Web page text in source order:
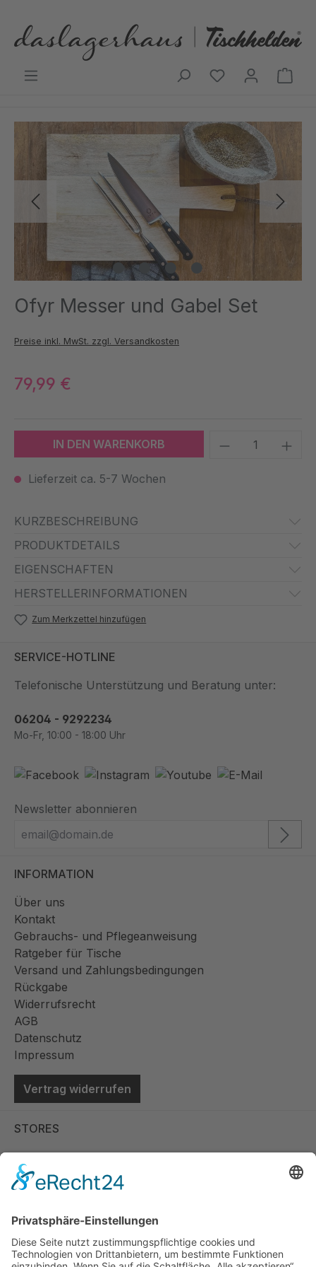
Bildergalerie überspringen
Ofyr Messer und Gabel Set
Preise inkl. MwSt. zzgl. Versandkosten
79,99 €
IN DEN WARENKORB Produkt
Lieferzeit ca. 5-7 Wochen
KURZBESCHREIBUNG
PRODUKTDETAILS
EIGENSCHAFTEN
HERSTELLERINFORMATIONEN
Zum Merkzettel hinzufügen
SERVICE-HOTLINE
Telefonische Unterstützung und Beratung unter:
06204 - 9292234
Mo-Fr, 10:00 - 18:00 Uhr
Newsletter abonnieren
INFORMATION
Über uns
Kontakt
Gebrauchs- und Pflegeanweisung
Ratgeber für Tische
Versand und Zahlungsbedingungen
Rückgabe
Widerrufsrecht
AGB
Datenschutz
Impressum
Vertrag widerrufen
STORES
Store Viernheim
Store Berlin
Handelspartner Köln
SICHERE BEZAHLUNG